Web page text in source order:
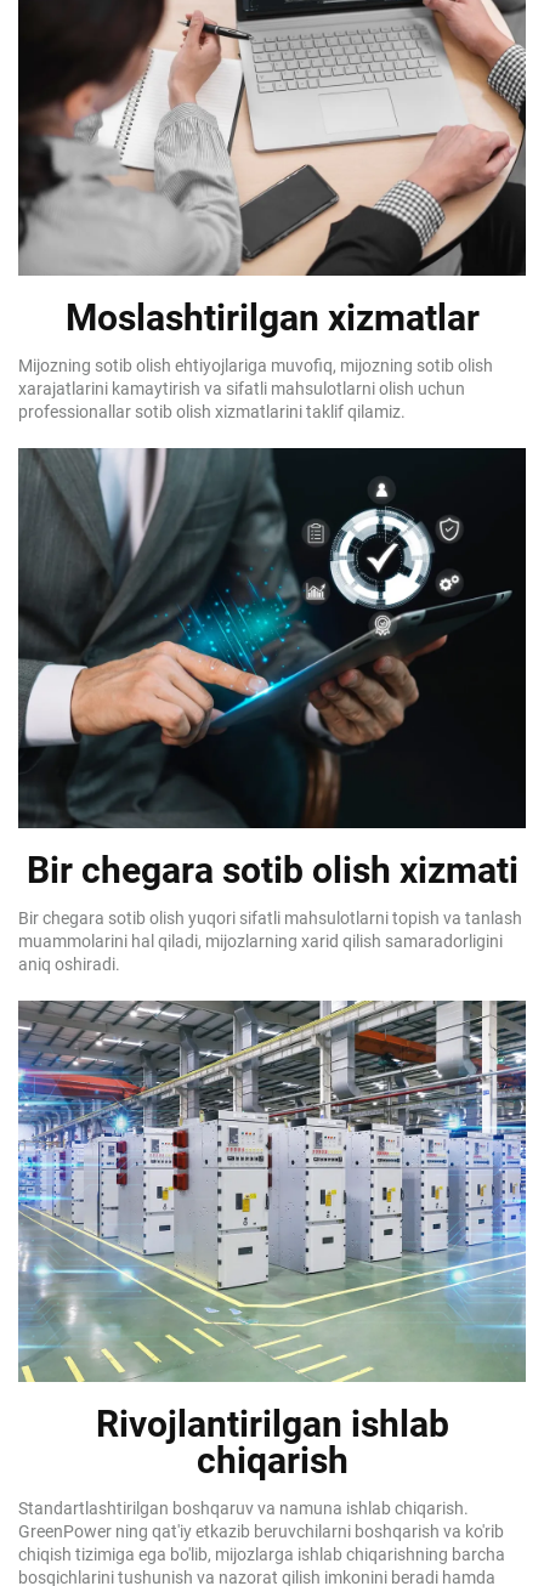
Moslashtirilgan xizmatlar
Mijozning sotib olish ehtiyojlariga muvofiq, mijozning sotib olish
xarajatlarini kamaytirish va sifatli mahsulotlarni olish uchun
professionallar sotib olish xizmatlarini taklif qilamiz.
Bir chegara sotib olish xizmati
Bir chegara sotib olish yuqori sifatli mahsulotlarni topish va tanlash
muammolarini hal qiladi, mijozlarning xarid qilish samaradorligini
aniq oshiradi.
Rivojlantirilgan ishlab
chiqarish
Standartlashtirilgan boshqaruv va namuna ishlab chiqarish.
GreenPower ning qat'iy etkazib beruvchilarni boshqarish va ko'rib
chiqish tizimiga ega bo'lib, mijozlarga ishlab chiqarishning barcha
bosqichlarini tushunish va nazorat qilish imkonini beradi hamda